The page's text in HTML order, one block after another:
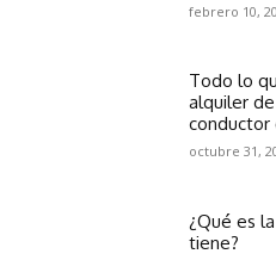
febrero 10,
Todo lo
alquiler
conductor
octubre 31,
¿Qué es
tiene?